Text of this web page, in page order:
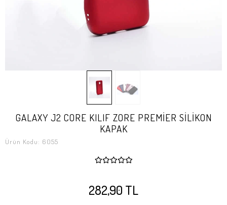
GALAXY J2 CORE KILIF ZORE PREMİER SİLİKON
KAPAK
Ürün Kodu: 6055
282,90 TL